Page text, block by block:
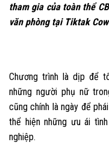
tham gia của toàn thể
văn phòng tại Tiktak
Chương trình là dịp để
những người phụ nữ
cũng chính là ngày để
thể hiện những ưu ái
nghiệp.